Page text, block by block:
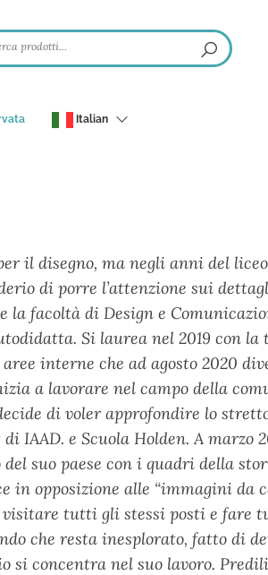
Italian
il disegno, ma negli anni del
di porre l’attenzione sui
la facoltà di Design e
Si laurea nel 2019 con la
interne che ad agosto 2020
a lavorare nel campo della
di voler approfondire lo
e Scuola Holden. A marzo
suo paese con i quadri della
in opposizione alle “immagini
tutti gli stessi posti e fare
che resta inesplorato, fatto di
concentra nel suo lavoro.